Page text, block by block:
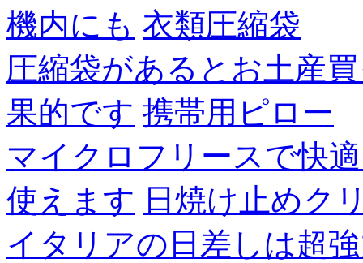
機内にも 衣類圧縮袋
圧縮袋があるとお土産
果的です 携帯用ピロー
マイクロフリースで快
使えます 日焼け止めク
イタリアの日差しは超